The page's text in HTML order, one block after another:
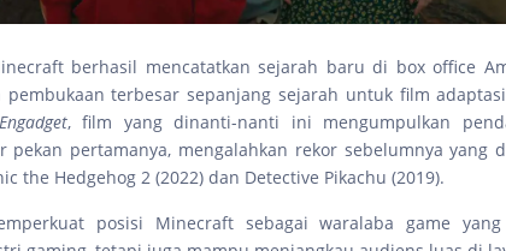
berhasil mencatatkan sejarah baru di box office
terbesar sepanjang sejarah untuk film
Engadget, film yang dinanti-nanti ini mengumpulkan
pekan pertamanya, mengalahkan rekor sebelumnya yang
the Hedgehog 2 (2022) dan Detective Pikachu (2019).
posisi Minecraft sebagai waralaba game